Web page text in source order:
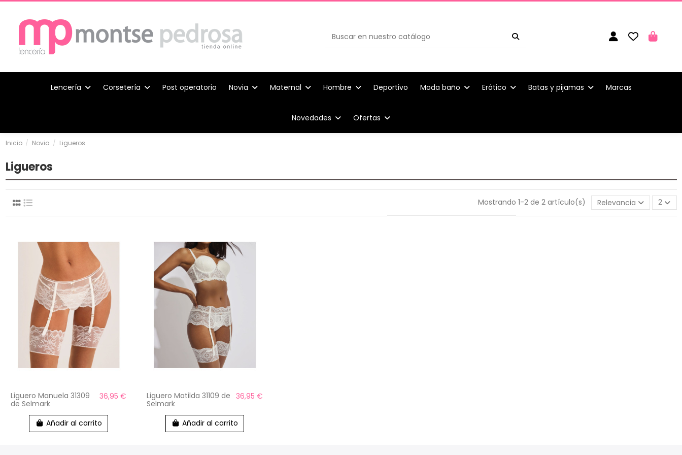
Lencería Corsetería Post operatorio Novia Maternal Hombre Deportivo Moda baño Erótico Batas y pijamas Marcas
Novedades Ofertas
Inicio Novia Ligueros
Ligueros
Mostrando 1-2 de 2 artículo(s) Relevancia 2
Liguero Manuela 31309
de Selmark
36,95 €
Añadir al carrito
Liguero Matilda 31109 de
Selmark
36,95 €
Añadir al carrito